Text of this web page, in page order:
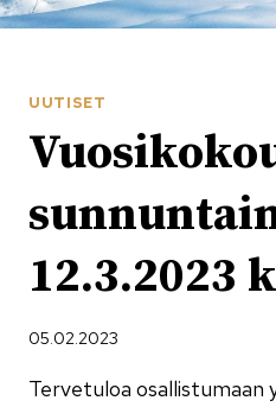
UUTISET
12.3.2023
05.02.2023
Tervetuloa osallistumaan